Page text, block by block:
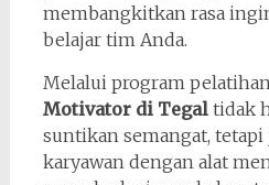
membangkitkan rasa
belajar tim Anda.
Melalui program
Motivator di Tegaltidak
suntikan semangat,
karyawan dengan alat